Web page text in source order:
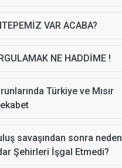
VAR ACABA?
NE HADDİME !
Türkiye ve Mısır
savaşından sonra neden
Şehirleri İşgal Etmedi?